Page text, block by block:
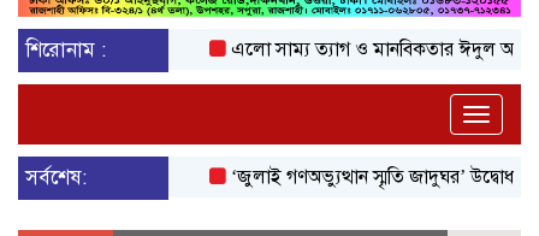
শিরোনাম : এলো সাম্য ত্যাগ ও মানবিকতার ঈদুল আজহা
Toggle
সর্বশেষ:
‘জুলাই গণঅভ্যুত্থান স্মৃতি জাদুঘর’ উদ্বোধন করলেন